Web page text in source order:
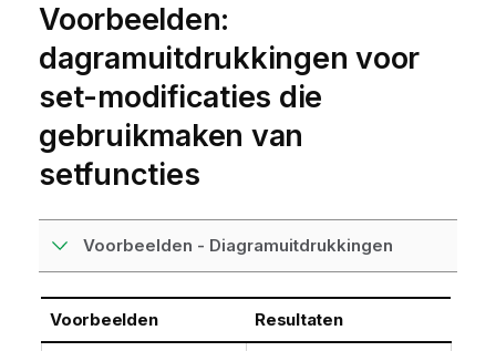
Voorbeelden:
dagramuitdrukkingen voor
set-modificaties die
gebruikmaken van
setfuncties
Voorbeelden - Diagramuitdrukkingen
Voorbeelden Resultaten